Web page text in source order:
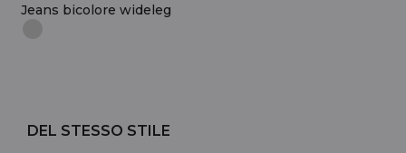
Jeans bicolore wideleg
DEL STESSO STILE